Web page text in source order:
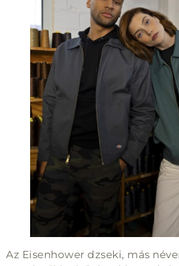
Az Eisenhower dzseki, más